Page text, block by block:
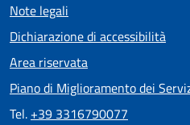
Note legali
Dichiarazione di accessibilità
Area riservata
Piano di Miglioramento dei
Tel. +39 3316790077